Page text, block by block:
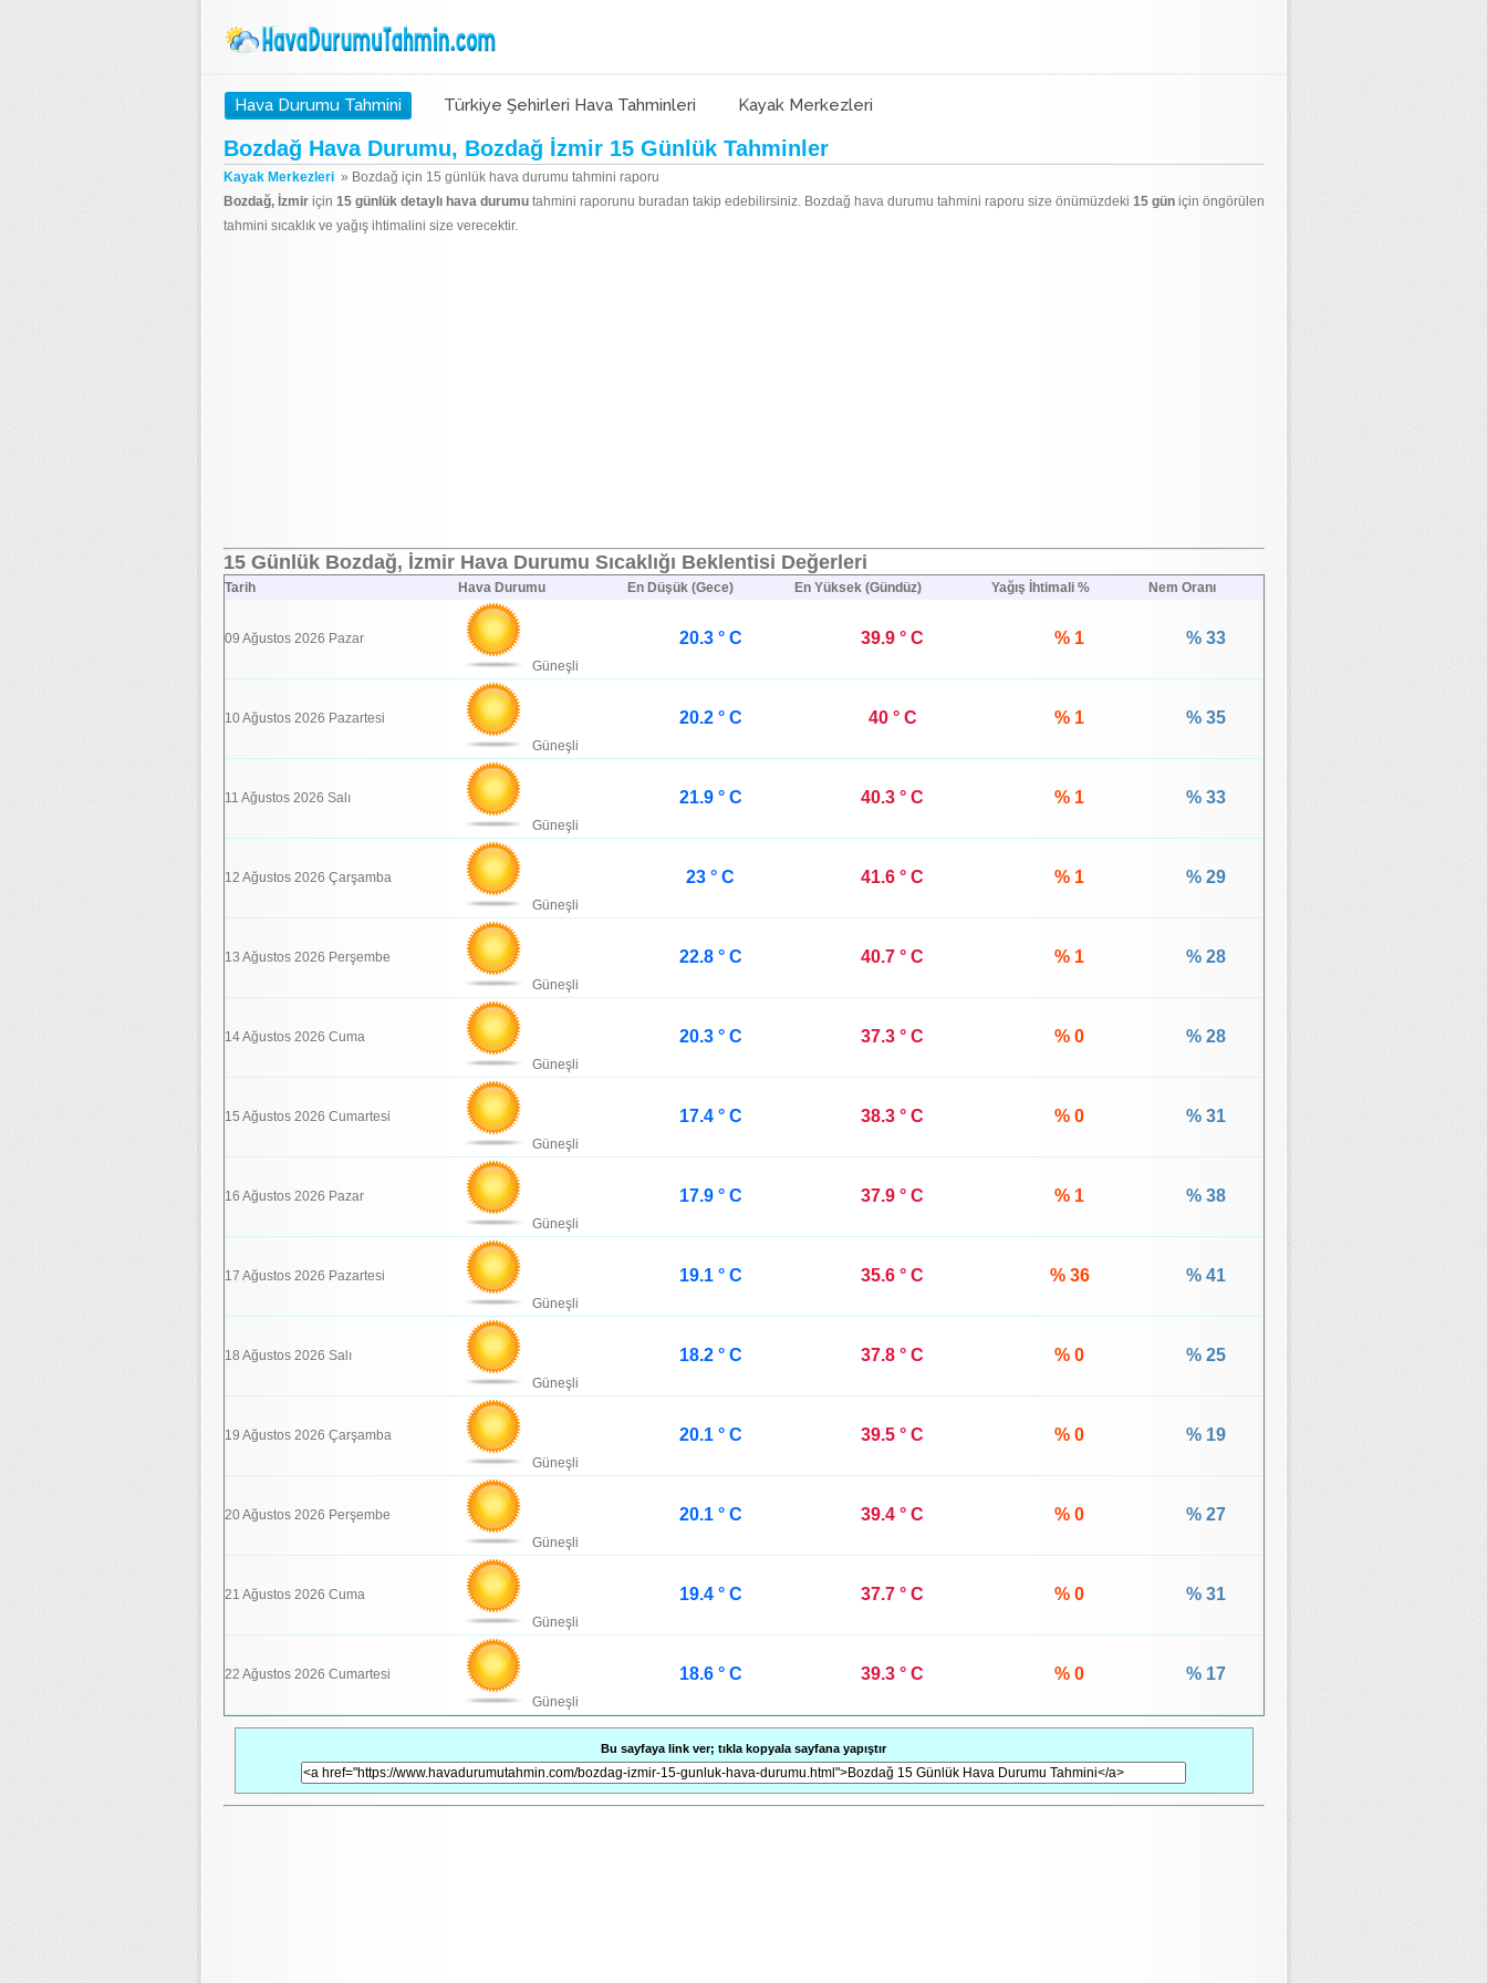
Hava Durumu Tahmini Türkiye Şehirleri Hava Tahminleri Kayak Merkezleri
Bozdağ Hava Durumu, Bozdağ İzmir 15 Günlük Tahminler
Kayak Merkezleri » Bozdağ için 15 günlük hava durumu tahmini raporu
Bozdağ, İzmiriçin 15 günlük detaylı hava durumutahmini raporunu buradan takip edebilirsiniz. Bozdağ hava durumu tahmini raporu size önümüzdeki 15 güniçin öngörülen
tahmini sıcaklık ve yağış ihtimalini size verecektir.
15 Günlük Bozdağ, İzmir Hava Durumu Sıcaklığı Beklentisi Değerleri
Tarih Hava Durumu En Düşük (Gece) En Yüksek (Gündüz) Yağış İhtimali % Nem Oranı
09 Ağustos 2026 Pazar
Güneşli
20.3 ° C 39.9 ° C % 1 % 33
10 Ağustos 2026 Pazartesi
Güneşli
20.2 ° C 40 ° C % 1 % 35
11 Ağustos 2026 Salı
Güneşli
21.9 ° C 40.3 ° C % 1 % 33
12 Ağustos 2026 Çarşamba
Güneşli
23 ° C 41.6 ° C % 1 % 29
13 Ağustos 2026 Perşembe
Güneşli
22.8 ° C 40.7 ° C % 1 % 28
14 Ağustos 2026 Cuma
Güneşli
20.3 ° C 37.3 ° C % 0 % 28
15 Ağustos 2026 Cumartesi
Güneşli
17.4 ° C 38.3 ° C % 0 % 31
16 Ağustos 2026 Pazar
Güneşli
17.9 ° C 37.9 ° C % 1 % 38
17 Ağustos 2026 Pazartesi
Güneşli
19.1 ° C 35.6 ° C % 36 % 41
18 Ağustos 2026 Salı
Güneşli
18.2 ° C 37.8 ° C % 0 % 25
19 Ağustos 2026 Çarşamba
Güneşli
20.1 ° C 39.5 ° C % 0 % 19
20 Ağustos 2026 Perşembe
Güneşli
20.1 ° C 39.4 ° C % 0 % 27
21 Ağustos 2026 Cuma
Güneşli
19.4 ° C 37.7 ° C % 0 % 31
22 Ağustos 2026 Cumartesi
Güneşli
18.6 ° C 39.3 ° C % 0 % 17
Bu sayfaya link ver; tıkla kopyala sayfana yapıştır